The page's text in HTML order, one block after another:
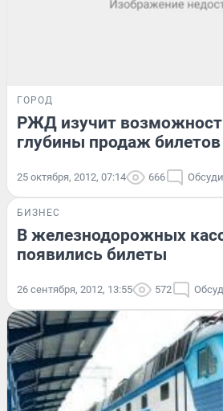
ГОРОД
РЖД изучит
глубины продаж
25 октября, 2012, 07:14 666
БИЗНЕС
В железнодорожных
появились билеты
26 сентября, 2012, 13:55 572